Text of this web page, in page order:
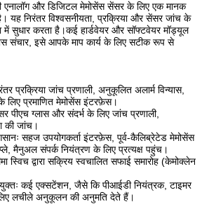
और डिजिटल मेमोसेंस सेंसर के लिए एक मानक
यह निरंतर विश्वसनीयता, प्रक्रिया और सेंसर जांच के
में सुधार करता है।कई हार्डवेयर और सॉफ्टवेयर मॉड्यूल
संचार, इसे आपके माप कार्य के लिए सटीक रूप से
प्रक्रिया जांच प्रणाली, अनुकूलित अलार्म विन्यास,
प्रमाणित मेमोसेंस इंटरफ़ेस।
पीएच ग्लास और संदर्भ के लिए जांच प्रणाली,
की जांच।
सहज उपयोगकर्ता इंटरफ़ेस, पूर्व-कैलिब्रेटेड मेमोसेंस
मैनुअल संपर्क नियंत्रण के लिए प्रत्यक्ष पहुंच।
स्विच द्वारा सक्रिय स्वचालित सफाई समारोह (केमोक्लेन
कई एक्सटेंशन, जैसे कि पीआईडी नियंत्रक, टाइमर
लचीले अनुकूलन की अनुमति देते हैं।